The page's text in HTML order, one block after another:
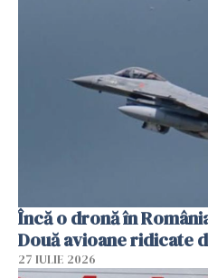
Încă o dronă în
Două avioane ridicate
27 IULIE 2026